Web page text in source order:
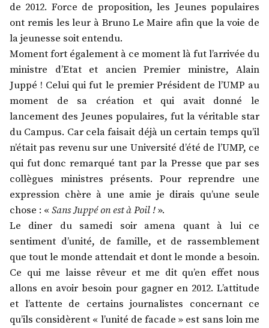
de 2012. Force de proposition, les Jeunes populaires
ont remis les leur à Bruno Le Maire afin que la voie de
la jeunesse soit entendu.
Moment fort également à ce moment là fut l’arrivée du
ministre d’Etat et ancien Premier ministre, Alain
Juppé ! Celui qui fut le premier Président de l’UMP au
moment de sa création et qui avait donné le
lancement des Jeunes populaires, fut la véritable star
du Campus. Car cela faisait déjà un certain temps qu’il
n’était pas revenu sur une Université d’été de l’UMP, ce
qui fut donc remarqué tant par la Presse que par ses
collègues ministres présents. Pour reprendre une
expression chère à une amie je dirais qu’une seule
chose : «Sans Juppé on est à Poil !».
Le diner du samedi soir amena quant à lui ce
sentiment d’unité, de famille, et de rassemblement
que tout le monde attendait et dont le monde a besoin.
Ce qui me laisse rêveur et me dit qu’en effet nous
allons en avoir besoin pour gagner en 2012. L’attitude
et l’attente de certains journalistes concernant ce
qu’ils considèrent « l’unité de facade » est sans loin me